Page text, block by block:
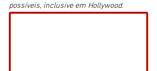
possíveis, inclusive em Hollywood.